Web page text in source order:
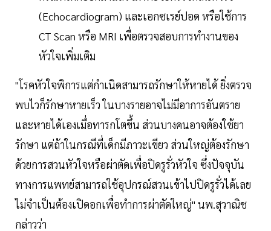
(Echocardiogram) และเอกซเรย์ปอด หรือใช้การ
CT Scan หรือ MRI เพื่อตรวจสอบการทํางานของ
หัวใจเพิ่มเติม
"โรคหัวใจพิการแต่กำเนิดสามารถรักษาให้หายได้ ยิ่งตรวจ
พบไวก็รักษาหายเร็ว ในบางรายอาจไม่มีอาการอันตราย
และหายได้เองเมื่อทารกโตขึ้น ส่วนบางคนอาจต้องใช้ยา
รักษา แต่ถ้าในกรณีที่เด็กมีภาวะเขียว ส่วนใหญ่ต้องรักษา
ด้วยการสวนหัวใจหรือผ่าตัดเพื่อปิดรูรั่วหัวใจ ซึ่งปัจจุบัน
ทางการแพทย์สามารถใช้อุปกรณ์สวนเข้าไปปิดรูรั่วได้เลย
ไม่จําเป็นต้องเปิดอกเพื่อทำการผ่าตัดใหญ่" นพ.สุวาณิช
กล่าวว่า